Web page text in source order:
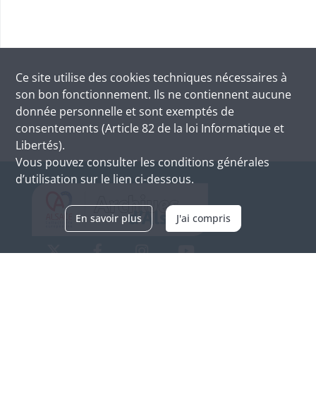
Ce site utilise des cookies techniques nécessaires à
son bon fonctionnement. Ils ne contiennent aucune
donnée personnelle et sont exemptés de
consentements (Article 82 de la loi Informatique et
Libertés).
Vous pouvez consulter les conditions générales
d’utilisation sur le lien ci-dessous.
En savoir plus J'ai compris